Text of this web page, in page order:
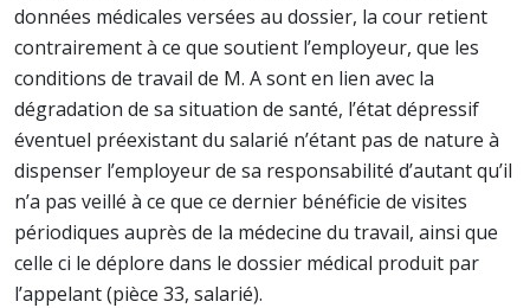
données médicales versées au dossier, la cour retient
contrairement à ce que soutient l’employeur, que les
conditions de travail de M. A sont en lien avec la
dégradation de sa situation de santé, l’état dépressif
éventuel préexistant du salarié n’étant pas de nature à
dispenser l’employeur de sa responsabilité d’autant qu’il
n’a pas veillé à ce que ce dernier bénéficie de visites
périodiques auprès de la médecine du travail, ainsi que
celle ci le déplore dans le dossier médical produit par
l’appelant (pièce 33, salarié).